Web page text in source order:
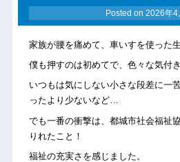
Posted on 2026年4
家族が腰を痛めて、車いすを使った
僕も押すのは初めてで、色々な気付
いつもは気にしない小さな段差に一
ったより少ないなど…
でも一番の衝撃は、都城市社会福祉
りれたこと！
福祉の充実さを感じました。